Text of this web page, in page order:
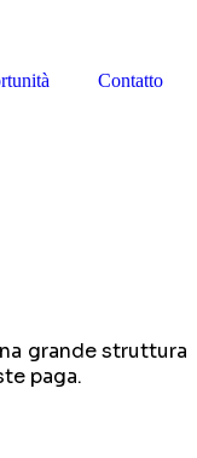
Contatto
grande struttura
paga.